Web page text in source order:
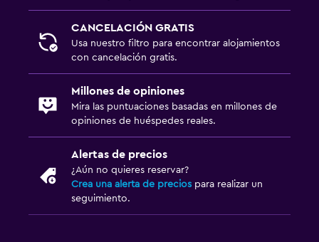
CANCELACIÓN GRATIS
Usa nuestro filtro para encontrar alojamientos
con cancelación gratis.
Millones de opiniones
Mira las puntuaciones basadas en millones de
opiniones de huéspedes reales.
Alertas de precios
¿Aún no quieres reservar?
Crea una alerta de precios para realizar un
seguimiento.